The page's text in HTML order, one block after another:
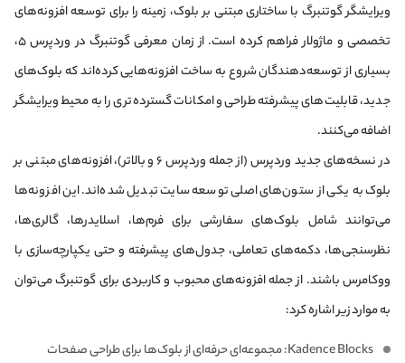
ویرایشگر گوتنبرگ با ساختاری مبتنی بر بلوک، زمینه را برای توسعه افزونه‌های
تخصصی و ماژولار فراهم کرده است. از زمان معرفی گوتنبرگ در وردپرس ۵،
بسیاری از توسعه‌دهندگان شروع به ساخت افزونه‌هایی کرده‌اند که بلوک‌های
جدید، قابلیت‌های پیشرفته طراحی و امکانات گسترده‌تری را به محیط ویرایشگر
اضافه می‌کنند.
در نسخه‌های جدید وردپرس (از جمله وردپرس ۶ و بالاتر)، افزونه‌های مبتنی بر
بلوک به یکی از ستون‌های اصلی توسعه سایت تبدیل شده‌اند. این افزونه‌ها
می‌توانند شامل بلوک‌های سفارشی برای فرم‌ها، اسلایدرها، گالری‌ها،
نظرسنجی‌ها، دکمه‌های تعاملی، جدول‌های پیشرفته و حتی یکپارچه‌سازی با
ووکامرس باشند. از جمله افزونه‌های محبوب و کاربردی برای گوتنبرگ می‌توان
به موارد زیر اشاره کرد:
Kadence Blocks: مجموعه‌ای حرفه‌ای از بلوک‌ها برای طراحی صفحات